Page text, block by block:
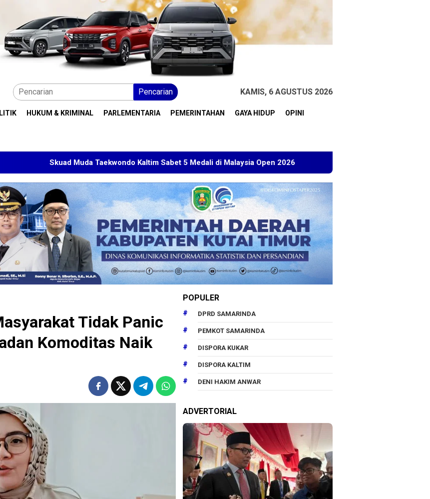
Pencarian KAMIS, 6 AGUSTUS 2026
HUKUM & KRIMINAL PARLEMENTARIA PEMERINTAHAN GAYA HIDUP OPINI
Muda Taekwondo Kaltim Sabet 5 Medali di Malaysia Open 2026 Kuasa Hukum BT Minta Dakwaan Korupsi
Tidak Panic
Komoditas Naik
POPULER
DPRD SAMARINDA
PEMKOT SAMARINDA
DISPORA KUKAR
DISPORA KALTIM
DENI HAKIM ANWAR
ADVERTORIAL